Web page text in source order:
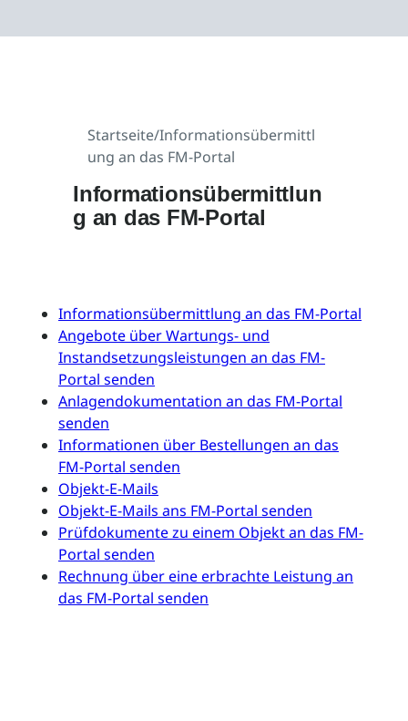
Startseite/Informationsübermittl
ung an das FM-Portal
Informationsübermittlun
g an das FM-Portal
Informationsübermittlung an das FM-Portal
Angebote über Wartungs- und
Instandsetzungsleistungen an das FM-
Portal senden
Anlagendokumentation an das FM-Portal
senden
Informationen über Bestellungen an das
FM-Portal senden
Objekt-E-Mails
Objekt-E-Mails ans FM-Portal senden
Prüfdokumente zu einem Objekt an das FM-
Portal senden
Rechnung über eine erbrachte Leistung an
das FM-Portal senden